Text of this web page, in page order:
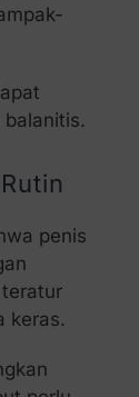
penis
keras.